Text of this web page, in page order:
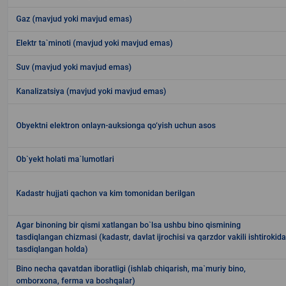
Gaz (mavjud yoki mavjud emas)
Elektr ta`minoti (mavjud yoki mavjud emas)
Suv (mavjud yoki mavjud emas)
Kanalizatsiya (mavjud yoki mavjud emas)
Obyektni elektron onlayn-auksionga qo‘yish uchun asos
Ob`yekt holati ma`lumotlari
Kadastr hujjati qachon va kim tomonidan berilgan
Agar binoning bir qismi xatlangan bo`lsa ushbu bino qismining
tasdiqlangan chizmasi (kadastr, davlat ijrochisi va qarzdor vakili ishtirokida
tasdiqlangan holda)
Bino necha qavatdan iboratligi (ishlab chiqarish, ma`muriy bino,
omborxona, ferma va boshqalar)